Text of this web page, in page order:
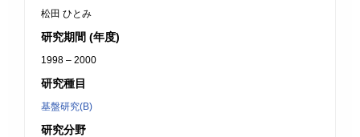
松田 ひとみ
研究期間 (年度)
1998 – 2000
研究種目
基盤研究(B)
研究分野